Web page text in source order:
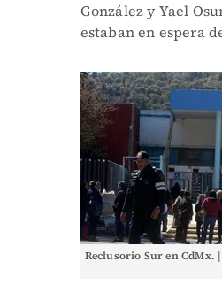
González y Yael
estaban en espera
Reclusorio Sur en CdMx.